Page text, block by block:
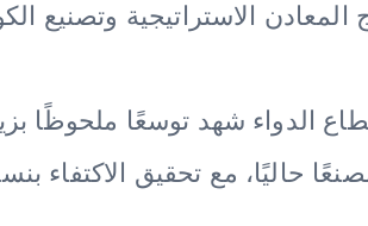
الاستراتيجية وتصنيع